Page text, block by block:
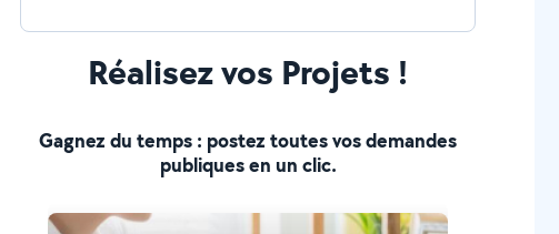
Réalisez vos Projets !
Gagnez du temps : postez toutes vos demandes
publiques en un clic.